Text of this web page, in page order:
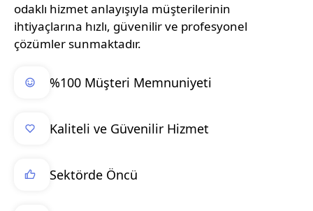
odaklı hizmet anlayışıyla müşterilerinin
ihtiyaçlarına hızlı, güvenilir ve profesyonel
çözümler sunmaktadır.
%100 Müşteri Memnuniyeti
Kaliteli ve Güvenilir Hizmet
Sektörde Öncü